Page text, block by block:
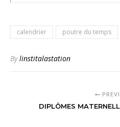
calendrier poutre du temps
Bylinstitalastation
DIPLÔMES